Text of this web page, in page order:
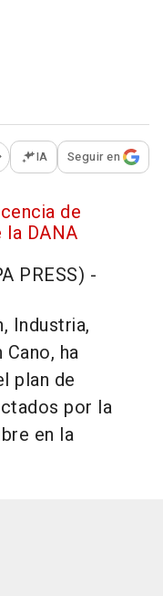
opciones para
IA Seguir en
de
DANA
PRESS) -
Industria,
ha
plan de
por la
en la